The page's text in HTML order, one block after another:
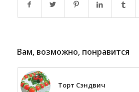
Вам, возможно, понравится
Торт Сэндвич